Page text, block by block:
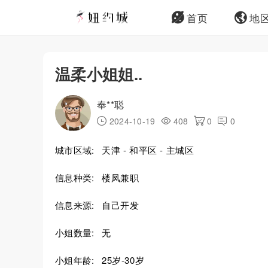
首页 地
温柔小姐姐..
奉**聪
2024-10-19 408 0 0
城市区域: 天津 - 和平区 - 主城区
信息种类: 楼凤兼职
信息来源: 自己开发
小姐数量: 无
小姐年龄: 25岁-30岁